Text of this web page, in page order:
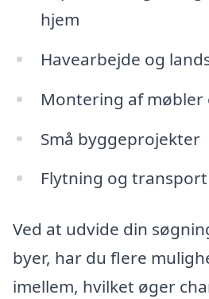
hjem
Havearbejde og
Montering af
Små byggeprojekter
Flytning og
Ved at udvide din
byer, har du flere
imellem, hvilket øger